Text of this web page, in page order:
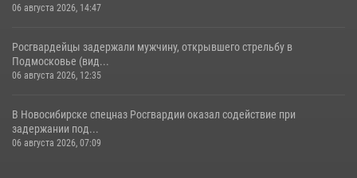
06 августа 2026, 14:47
Росгвардейцы задержали мужчину, открывшего стрельбу в
Подмосковье (вид...
06 августа 2026, 12:35
В Новосибирске спецназ Росгвардии оказал содействие при
задержании под...
06 августа 2026, 07:09